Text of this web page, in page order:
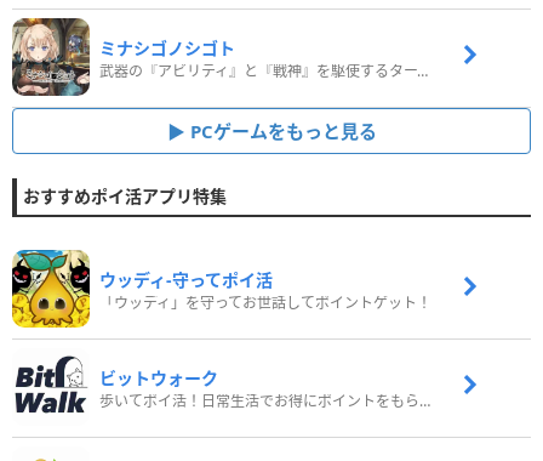
ミナシゴノシゴト
武器の『アビリティ』と『戦神』を駆使するターン制コマンドバトルRPG！
PCゲームをもっと見る
おすすめポイ活アプリ特集
ウッディ‐守ってポイ活
「ウッディ」を守ってお世話してポイントゲット！
ビットウォーク
歩いてポイ活！日常生活でお得にポイントをもらおう